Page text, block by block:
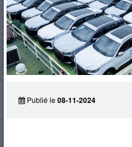
Publié le08-11-2024
PNEUS